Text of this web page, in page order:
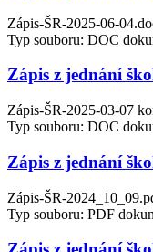
Zápis-ŠR-2025-06-
Typ souboru: DOC
Zápis z jednání
Zápis-ŠR-2025-03-07
Typ souboru: DOC
Zápis z jednání
Zápis-ŠR-
Typ souboru: PDF